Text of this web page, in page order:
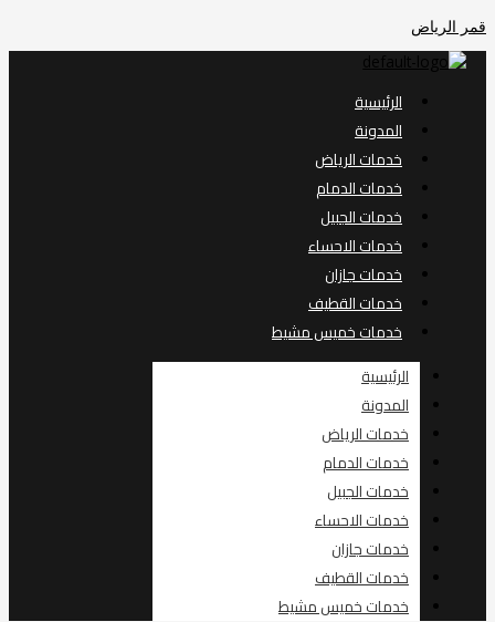
إلى
المحتوى
قمر الرياض
الرئيسية
المدونة
خدمات الرياض
خدمات الدمام
خدمات الجبيل
خدمات الاحساء
خدمات جازان
خدمات القطيف
خدمات خميس مشيط
الرئيسية
المدونة
خدمات الرياض
خدمات الدمام
خدمات الجبيل
خدمات الاحساء
خدمات جازان
خدمات القطيف
خدمات خميس مشيط